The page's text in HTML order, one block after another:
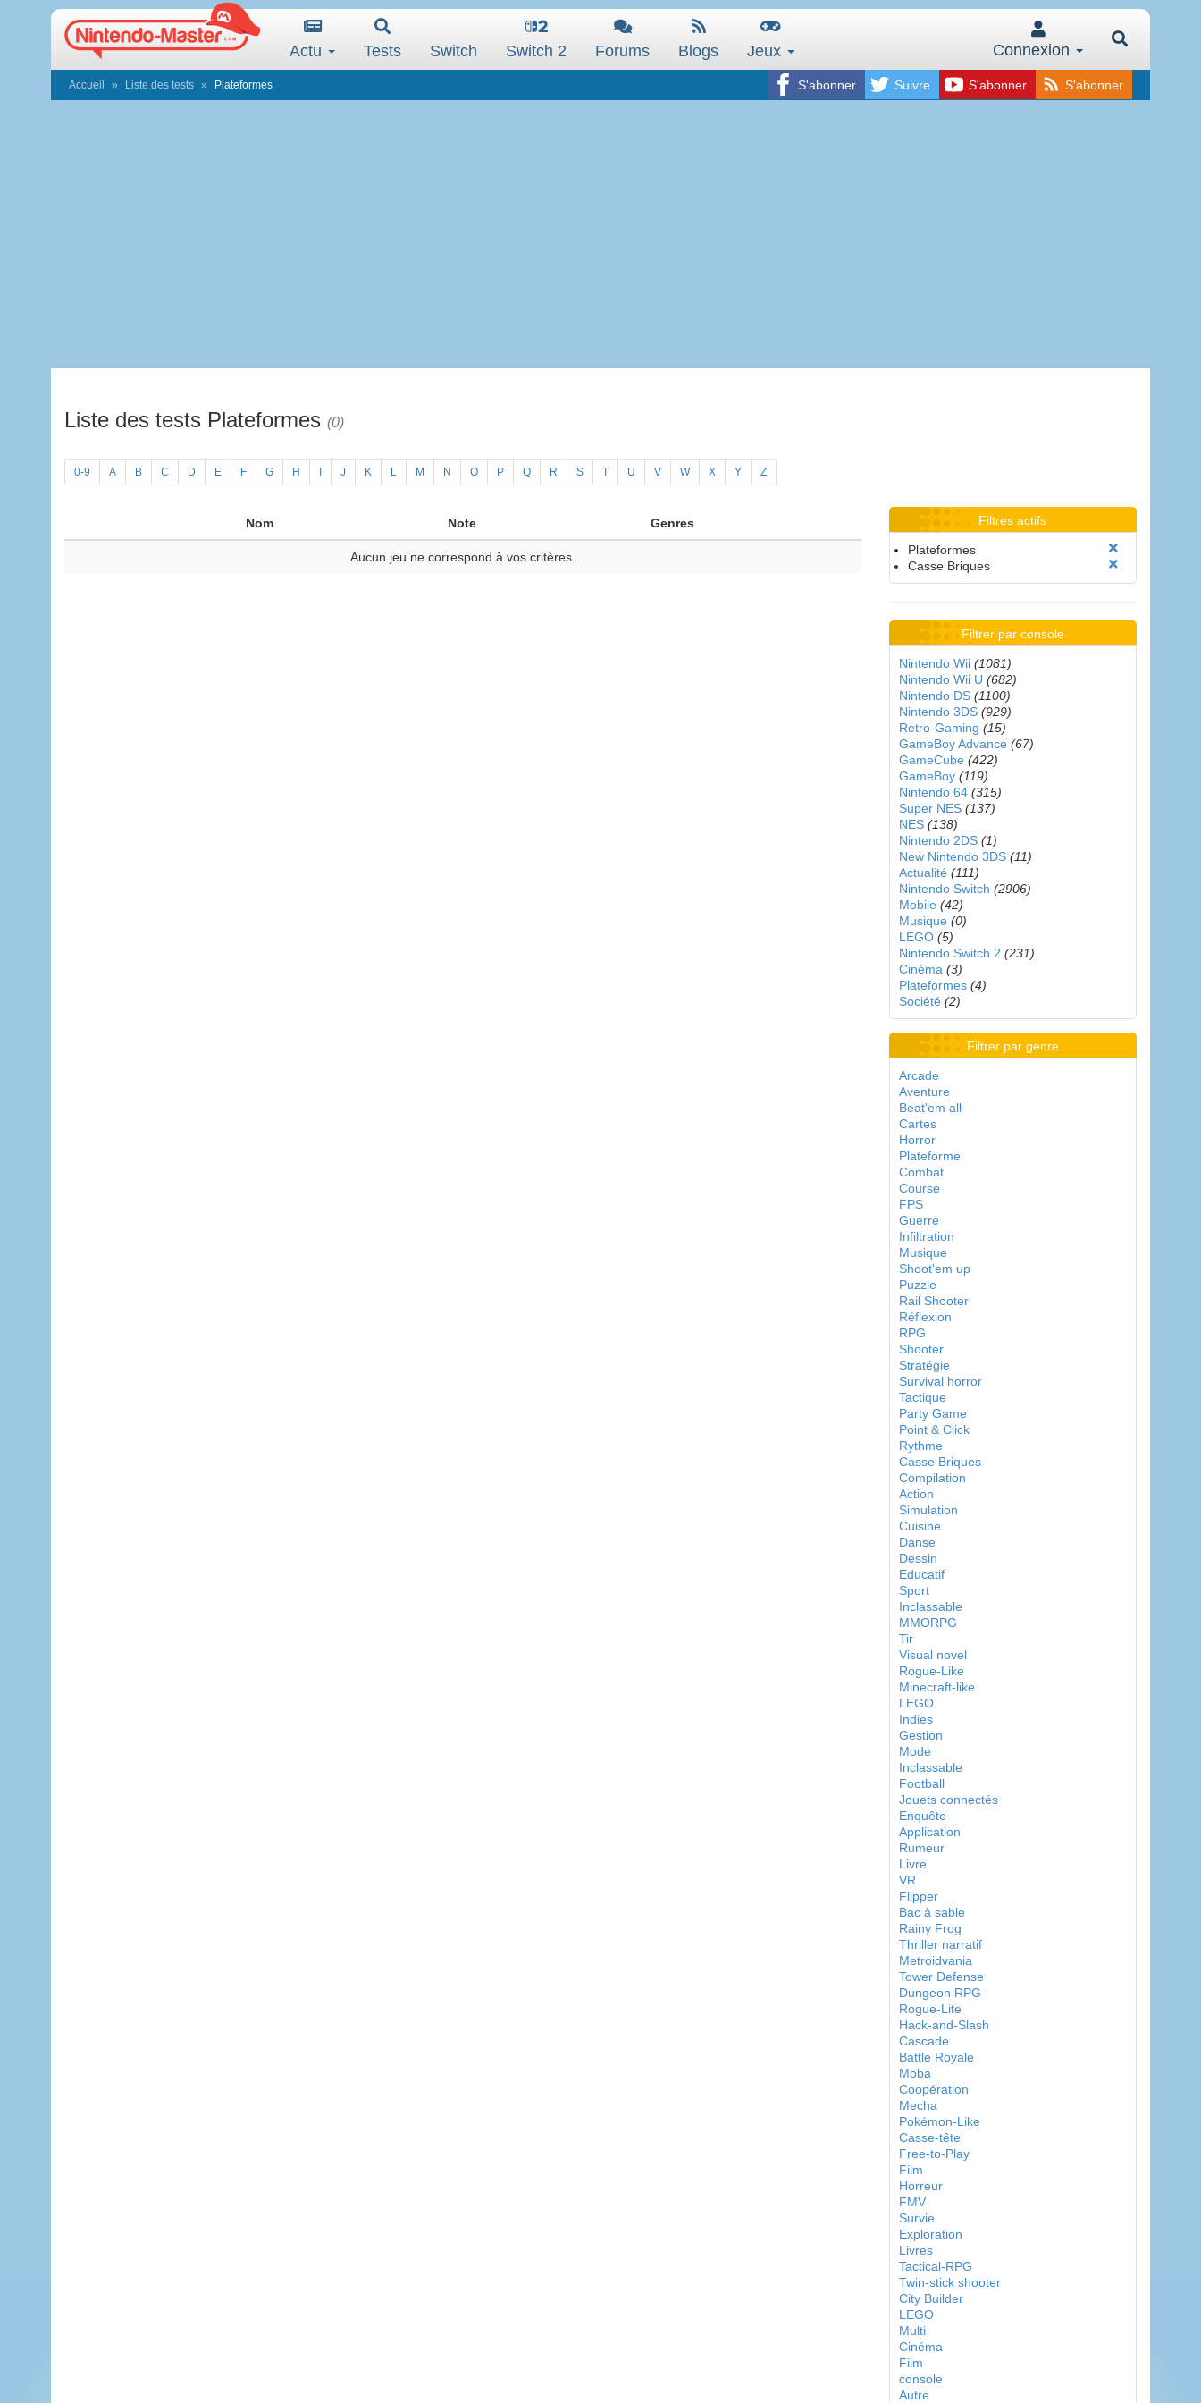
Actu Tests Switch Switch 2 Forums Blogs Jeux Connexion
S'abonner Suivre S'abonner S'abonner
Accueil Liste des tests Plateformes
Liste des tests Plateformes (0)
0-9 A B C D E F G H J K L M N O P Q R S T U V W X Y Z
Nom Note Genres
Aucun jeu ne correspond à vos critères.
Filtres actifs
Plateformes
Casse Briques
Filtrer par console
Nintendo Wii (1081)
Nintendo Wii U (682)
Nintendo DS (1100)
Nintendo 3DS (929)
Retro-Gaming (15)
GameBoy Advance (67)
GameCube (422)
GameBoy (119)
Nintendo 64 (315)
Super NES (137)
NES (138)
Nintendo 2DS (1)
New Nintendo 3DS (11)
Actualité (111)
Nintendo Switch (2906)
Mobile (42)
Musique (0)
LEGO (5)
Nintendo Switch 2 (231)
Cinéma (3)
Plateformes (4)
Société (2)
Filtrer par genre
Arcade
Aventure
Beat'em all
Cartes
Horror
Plateforme
Combat
Course
FPS
Guerre
Infiltration
Musique
Shoot'em up
Puzzle
Rail Shooter
Réflexion
RPG
Shooter
Stratégie
Survival horror
Tactique
Party Game
Point & Click
Rythme
Casse Briques
Compilation
Action
Simulation
Cuisine
Danse
Dessin
Educatif
Sport
Inclassable
MMORPG
Tir
Visual novel
Rogue-Like
Minecraft-like
LEGO
Indies
Gestion
Mode
Inclassable
Football
Jouets connectés
Enquête
Application
Rumeur
Livre
VR
Flipper
Bac à sable
Rainy Frog
Thriller narratif
Metroidvania
Tower Defense
Dungeon RPG
Rogue-Lite
Hack-and-Slash
Cascade
Battle Royale
Moba
Coopération
Mecha
Pokémon-Like
Casse-tête
Free-to-Play
Film
Horreur
FMV
Survie
Exploration
Livres
Tactical-RPG
Twin-stick shooter
City Builder
LEGO
Multi
Cinéma
Film
console
Autre